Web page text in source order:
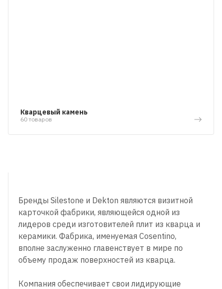
Кварцевый камень
60 товаров
Бренды Silestone и Dekton являются визитной
карточкой фабрики, являющейся одной из
лидеров среди изготовителей плит из кварца и
керамики. Фабрика, именуемая Cosentino,
вполне заслуженно главенствует в мире по
объему продаж поверхностей из кварца.
Компания обеспечивает свои лидирующие